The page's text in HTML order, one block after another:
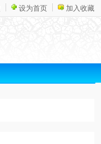
设为首页 加入收藏